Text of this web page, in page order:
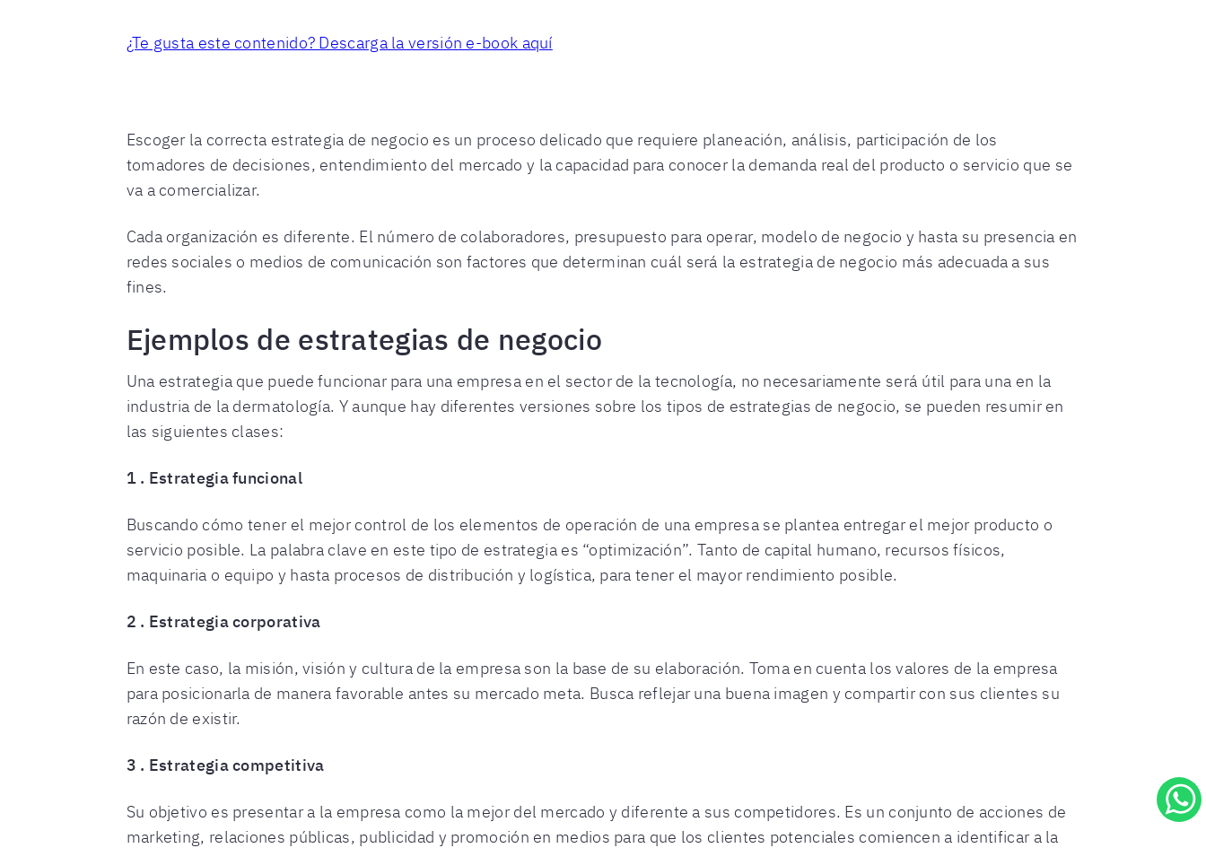
¿Te gusta este contenido? Descarga la versión e-book aquí
Escoger la correcta estrategia de negocio es un proceso delicado que requiere planeación, análisis, participación de los
tomadores de decisiones, entendimiento del mercado y la capacidad para conocer la demanda real del producto o servicio que se
va a comercializar.
Cada organización es diferente. El número de colaboradores, presupuesto para operar, modelo de negocio y hasta su presencia en
redes sociales o medios de comunicación son factores que determinan cuál será la estrategia de negocio más adecuada a sus
fines.
Ejemplos de estrategias de negocio
Una estrategia que puede funcionar para una empresa en el sector de la tecnología, no necesariamente será útil para una en la
industria de la dermatología. Y aunque hay diferentes versiones sobre los tipos de estrategias de negocio, se pueden resumir en
las siguientes clases:
1 . Estrategia funcional
Buscando cómo tener el mejor control de los elementos de operación de una empresa se plantea entregar el mejor producto o
servicio posible. La palabra clave en este tipo de estrategia es “optimización”. Tanto de capital humano, recursos físicos,
maquinaria o equipo y hasta procesos de distribución y logística, para tener el mayor rendimiento posible.
2 . Estrategia corporativa
En este caso, la misión, visión y cultura de la empresa son la base de su elaboración. Toma en cuenta los valores de la empresa
para posicionarla de manera favorable antes su mercado meta. Busca reflejar una buena imagen y compartir con sus clientes su
razón de existir.
3 . Estrategia competitiva
Su objetivo es presentar a la empresa como la mejor del mercado y diferente a sus competidores. Es un conjunto de acciones de
marketing, relaciones públicas, publicidad y promoción en medios para que los clientes potenciales comiencen a identificar a la